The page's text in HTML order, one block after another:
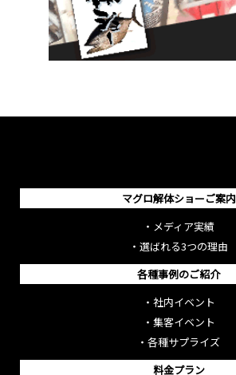
マグロ解体ショーご案内
・ メディア実績
・ 選ばれる3つの理由
各種事例のご紹介
・ 社内イベント
・ 集客イベント
・ 各種サプライズ
料金プラン